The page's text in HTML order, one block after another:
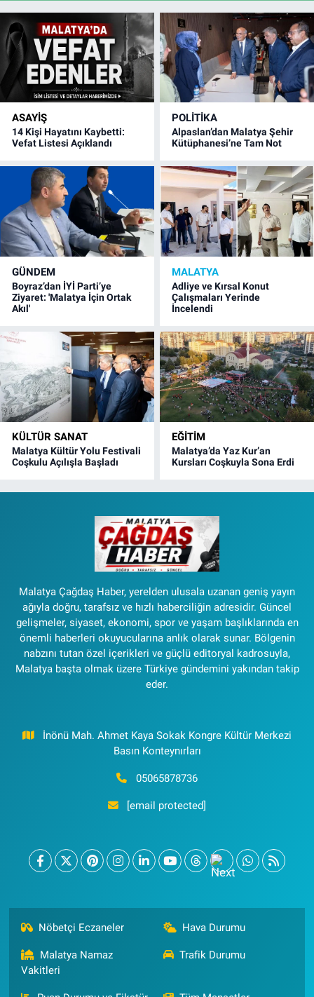
ASAYIŞ
14 Kişi Hayatını Kaybetti:
Vefat Listesi Açıklandı
POLITIKA
Alpaslan’dan Malatya Şehir
Kütüphanesi’ne Tam Not
GÜNDEM
Boyraz’dan İYİ Parti’ye
Ziyaret: 'Malatya İçin Ortak
Akıl'
MALATYA
Adliye ve Kırsal Konut
Çalışmaları Yerinde
İncelendi
KÜLTÜR SANAT
Malatya Kültür Yolu Festivali
Coşkulu Açılışla Başladı
EĞITIM
Malatya’da Yaz Kur’an
Kursları Coşkuyla Sona Erdi
Malatya Çağdaş Haber, yerelden ulusala uzanan geniş yayın
ağıyla doğru, tarafsız ve hızlı haberciliğin adresidir. Güncel
gelişmeler, siyaset, ekonomi, spor ve yaşam başlıklarında en
önemli haberleri okuyucularına anlık olarak sunar. Bölgenin
nabzını tutan özel içerikleri ve güçlü editoryal kadrosuyla,
Malatya başta olmak üzere Türkiye gündemini yakından takip
eder.
İnönü Mah. Ahmet Kaya Sokak Kongre Kültür Merkezi
Basın Konteynırları
05065878736
[email protected]
Nöbetçi Eczaneler Hava Durumu
Malatya Namaz
Vakitleri
Trafik Durumu